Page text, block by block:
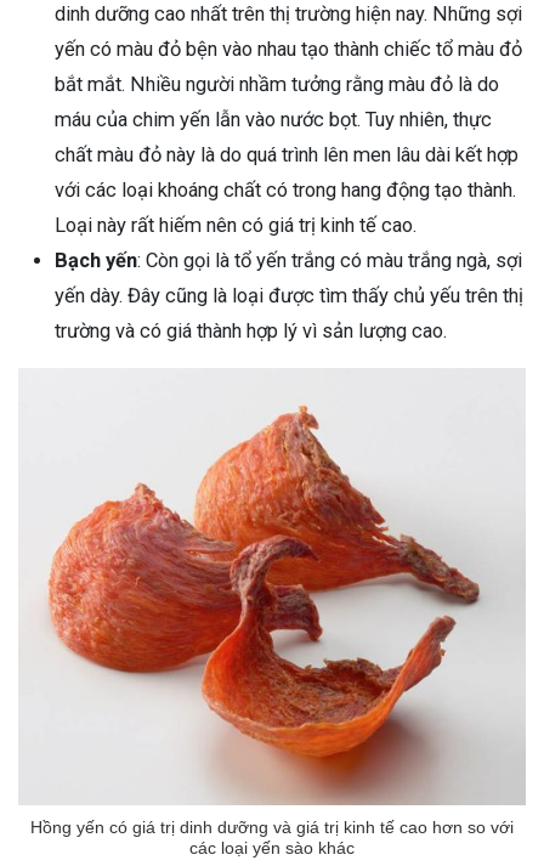
dinh dưỡng cao nhất trên thị trường hiện nay. Những sợi
yến có màu đỏ bện vào nhau tạo thành chiếc tổ màu đỏ
bắt mắt. Nhiều người nhầm tưởng rằng màu đỏ là do
máu của chim yến lẫn vào nước bọt. Tuy nhiên, thực
chất màu đỏ này là do quá trình lên men lâu dài kết hợp
với các loại khoáng chất có trong hang động tạo thành.
Loại này rất hiếm nên có giá trị kinh tế cao.
Bạch yến: Còn gọi là tổ yến trắng có màu trắng ngà, sợi
yến dày. Đây cũng là loại được tìm thấy chủ yếu trên thị
trường và có giá thành hợp lý vì sản lượng cao.
Hồng yến có giá trị dinh dưỡng và giá trị kinh tế cao hơn so với
các loại yến sào khác